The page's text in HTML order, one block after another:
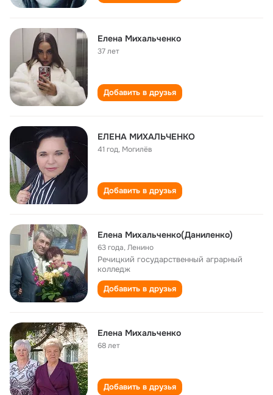
Елена Михальченко
37 лет
Добавить в друзья
ЕЛЕНА МИХАЛЬЧЕНКО
41 год, Могилёв
Добавить в друзья
Елена Михальченко(Даниленко)
63 года,Ленино
Речицкий государственный аграрный
колледж
Добавить в друзья
Елена Михальченко
68 лет
Добавить в друзья